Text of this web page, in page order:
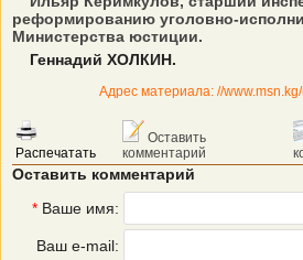
реформированию уголовно-
Министерства юстиции.
Геннадий ХОЛКИН.
Адрес материала: //
Распечатать
Оставить
комментарий
Оставить комментарий
* Ваше имя:
Ваш e-mail: